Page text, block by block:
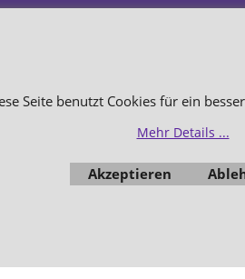
ShopFactory Shop
Software.
Seite benutzt Cookies für ein
Mehr Details ...
Akzeptieren